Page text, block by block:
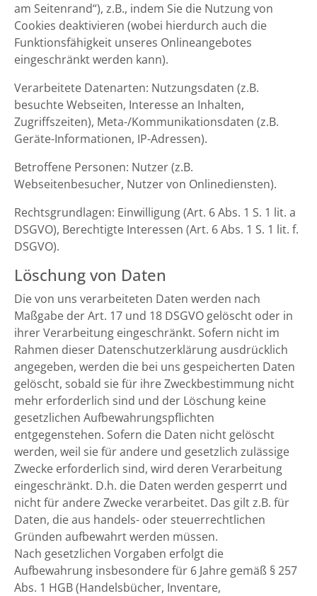
am Seitenrand“), z.B., indem Sie die Nutzung von
Cookies deaktivieren (wobei hierdurch auch die
Funktionsfähigkeit unseres Onlineangebotes
eingeschränkt werden kann).
Verarbeitete Datenarten: Nutzungsdaten (z.B.
besuchte Webseiten, Interesse an Inhalten,
Zugriffszeiten), Meta-/Kommunikationsdaten (z.B.
Geräte-Informationen, IP-Adressen).
Betroffene Personen: Nutzer (z.B.
Webseitenbesucher, Nutzer von Onlinediensten).
Rechtsgrundlagen: Einwilligung (Art. 6 Abs. 1 S. 1 lit. a
DSGVO), Berechtigte Interessen (Art. 6 Abs. 1 S. 1 lit. f.
DSGVO).
Löschung von Daten
Die von uns verarbeiteten Daten werden nach
Maßgabe der Art. 17 und 18 DSGVO gelöscht oder in
ihrer Verarbeitung eingeschränkt. Sofern nicht im
Rahmen dieser Datenschutzerklärung ausdrücklich
angegeben, werden die bei uns gespeicherten Daten
gelöscht, sobald sie für ihre Zweckbestimmung nicht
mehr erforderlich sind und der Löschung keine
gesetzlichen Aufbewahrungspflichten
entgegenstehen. Sofern die Daten nicht gelöscht
werden, weil sie für andere und gesetzlich zulässige
Zwecke erforderlich sind, wird deren Verarbeitung
eingeschränkt. D.h. die Daten werden gesperrt und
nicht für andere Zwecke verarbeitet. Das gilt z.B. für
Daten, die aus handels- oder steuerrechtlichen
Gründen aufbewahrt werden müssen.
Nach gesetzlichen Vorgaben erfolgt die
Aufbewahrung insbesondere für 6 Jahre gemäß § 257
Abs. 1 HGB (Handelsbücher, Inventare,